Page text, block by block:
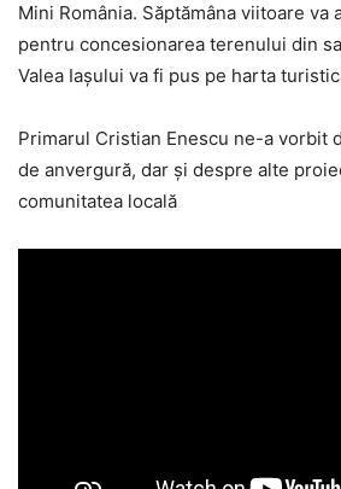
Mini România. Săptămâna viitoare va
pentru concesionarea terenului din
Valea Iașului va fi pus pe harta
Primarul Cristian Enescu ne-a vorbit
de anvergură, dar și despre alte
comunitatea locală